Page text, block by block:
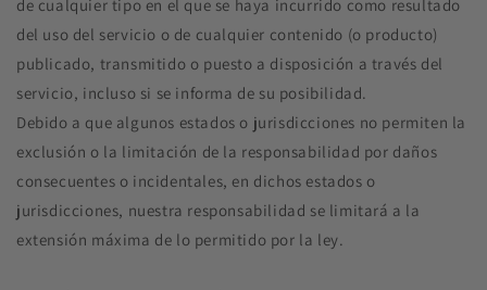
de cualquier tipo en el que se haya incurrido como resultado
del uso del servicio o de cualquier contenido (o producto)
publicado, transmitido o puesto a disposición a través del
servicio, incluso si se informa de su posibilidad.
Debido a que algunos estados o jurisdicciones no permiten la
exclusión o la limitación de la responsabilidad por daños
consecuentes o incidentales, en dichos estados o
jurisdicciones, nuestra responsabilidad se limitará a la
extensión máxima de lo permitido por la ley.